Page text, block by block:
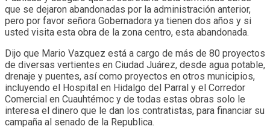
que se dejaron abandonadas por la administración anterior,
pero por favor señora Gobernadora ya tienen dos años y si
usted visita esta obra de la zona centro, esta abandonada.
Dijo que Mario Vazquez está a cargo de más de 80 proyectos
de diversas vertientes en Ciudad Juárez, desde agua potable,
drenaje y puentes, así como proyectos en otros municipios,
incluyendo el Hospital en Hidalgo del Parral y el Corredor
Comercial en Cuauhtémoc y de todas estas obras solo le
interesa el dinero que le dan los contratistas, para financiar su
campaña al senado de la Republica.